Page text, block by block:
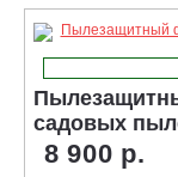
садовых
8 900 р.